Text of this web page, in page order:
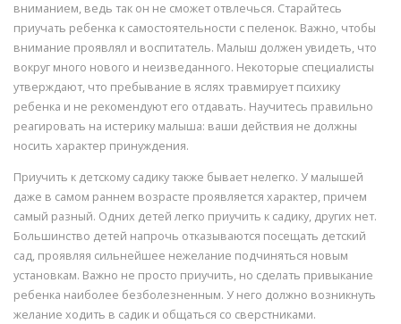
вниманием, ведь так он не сможет отвлечься. Старайтесь
приучать ребенка к самостоятельности с пеленок. Важно, чтобы
внимание проявлял и воспитатель. Малыш должен увидеть, что
вокруг много нового и неизведанного. Некоторые специалисты
утверждают, что пребывание в яслях травмирует психику
ребенка и не рекомендуют его отдавать. Научитесь правильно
реагировать на истерику малыша: ваши действия не должны
носить характер принуждения.
Приучить к детскому садику также бывает нелегко. У малышей
даже в самом раннем возрасте проявляется характер, причем
самый разный. Одних детей легко приучить к садику, других нет.
Большинство детей напрочь отказываются посещать детский
сад, проявляя сильнейшее нежелание подчиняться новым
установкам. Важно не просто приучить, но сделать привыкание
ребенка наиболее безболезненным. У него должно возникнуть
желание ходить в садик и общаться со сверстниками.